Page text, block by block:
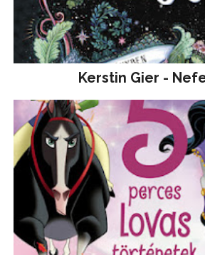
Kerstin Gier -